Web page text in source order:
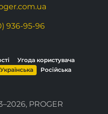
Угода користувача